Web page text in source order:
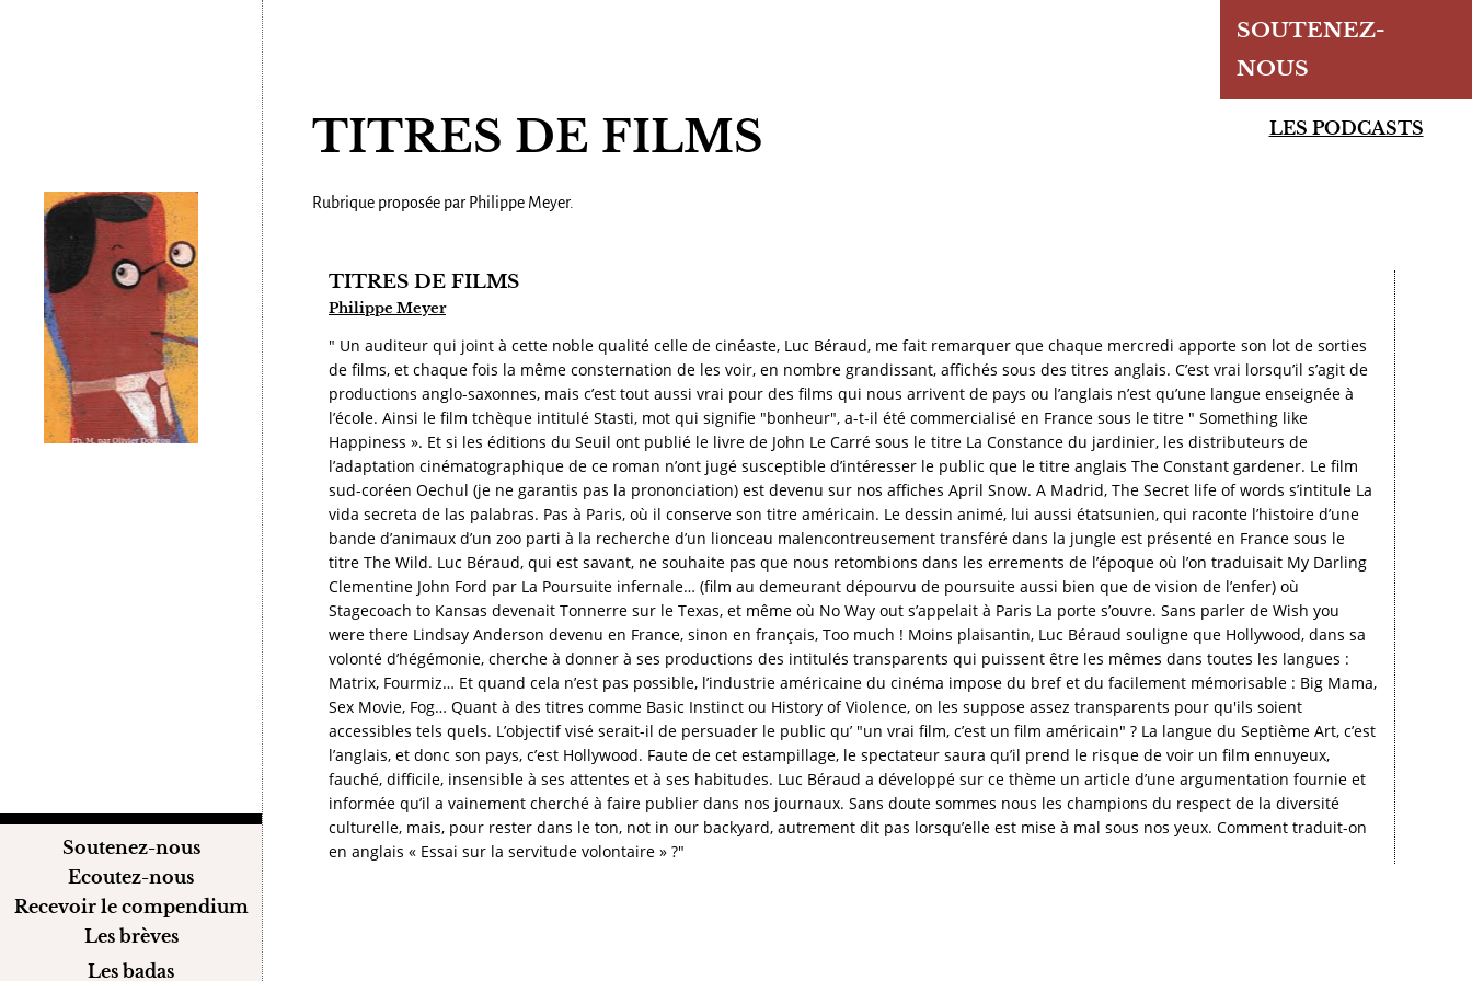
SOUTENEZ-
NOUS
LES PODCASTS
Soutenez-nous
Ecoutez-nous
Recevoir le compendium
Les brèves
Les badas
TITRES DE FILMS
Rubrique proposée par Philippe Meyer.
TITRES DE FILMS
Philippe Meyer
" Un auditeur qui joint à cette noble qualité celle de cinéaste, Luc Béraud, me fait remarquer que chaque mercredi apporte son lot de sorties
de films, et chaque fois la même consternation de les voir, en nombre grandissant, affichés sous des titres anglais. C’est vrai lorsqu’il s’agit de
productions anglo-saxonnes, mais c’est tout aussi vrai pour des films qui nous arrivent de pays ou l’anglais n’est qu’une langue enseignée à
l’école. Ainsi le film tchèque intitulé Stasti, mot qui signifie "bonheur", a-t-il été commercialisé en France sous le titre " Something like
Happiness ». Et si les éditions du Seuil ont publié le livre de John Le Carré sous le titre La Constance du jardinier, les distributeurs de
l’adaptation cinématographique de ce roman n’ont jugé susceptible d’intéresser le public que le titre anglais The Constant gardener. Le film
sud-coréen Oechul (je ne garantis pas la prononciation) est devenu sur nos affiches April Snow. A Madrid, The Secret life of words s’intitule La
vida secreta de las palabras. Pas à Paris, où il conserve son titre américain. Le dessin animé, lui aussi étatsunien, qui raconte l’histoire d’une
bande d’animaux d’un zoo parti à la recherche d’un lionceau malencontreusement transféré dans la jungle est présenté en France sous le
titre The Wild. Luc Béraud, qui est savant, ne souhaite pas que nous retombions dans les errements de l’époque où l’on traduisait My Darling
Clementine John Ford par La Poursuite infernale… (film au demeurant dépourvu de poursuite aussi bien que de vision de l’enfer) où
Stagecoach to Kansas devenait Tonnerre sur le Texas, et même où No Way out s’appelait à Paris La porte s’ouvre. Sans parler de Wish you
were there Lindsay Anderson devenu en France, sinon en français, Too much ! Moins plaisantin, Luc Béraud souligne que Hollywood, dans sa
volonté d’hégémonie, cherche à donner à ses productions des intitulés transparents qui puissent être les mêmes dans toutes les langues :
Matrix, Fourmiz… Et quand cela n’est pas possible, l’industrie américaine du cinéma impose du bref et du facilement mémorisable : Big Mama,
Sex Movie, Fog… Quant à des titres comme Basic Instinct ou History of Violence, on les suppose assez transparents pour qu'ils soient
accessibles tels quels. L’objectif visé serait-il de persuader le public qu’ "un vrai film, c’est un film américain" ? La langue du Septième Art, c’est
l’anglais, et donc son pays, c’est Hollywood. Faute de cet estampillage, le spectateur saura qu’il prend le risque de voir un film ennuyeux,
fauché, difficile, insensible à ses attentes et à ses habitudes. Luc Béraud a développé sur ce thème un article d’une argumentation fournie et
informée qu’il a vainement cherché à faire publier dans nos journaux. Sans doute sommes nous les champions du respect de la diversité
culturelle, mais, pour rester dans le ton, not in our backyard, autrement dit pas lorsqu’elle est mise à mal sous nos yeux. Comment traduit-on
en anglais « Essai sur la servitude volontaire » ?"